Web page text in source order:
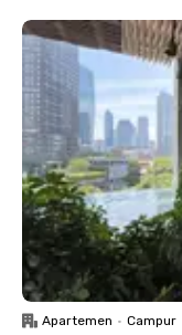
Apartemen • Campur